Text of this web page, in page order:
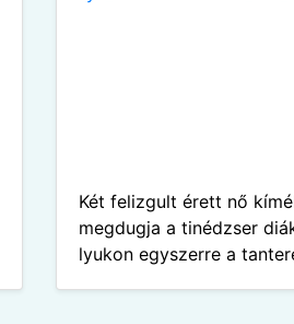
Két felizgult érett nő
megdugja a tinédzser
lyukon egyszerre a